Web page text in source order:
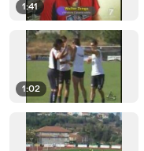
1:41
1:02